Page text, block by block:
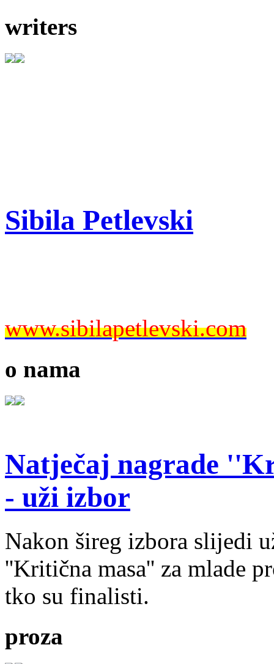
writers
Sibila Petlevski
www.sibilapetlevski.com
o nama
Natječaj nagrade
- uži izbor
Nakon šireg izbora slijedi
''Kritična masa'' za mlade
tko su finalisti.
proza